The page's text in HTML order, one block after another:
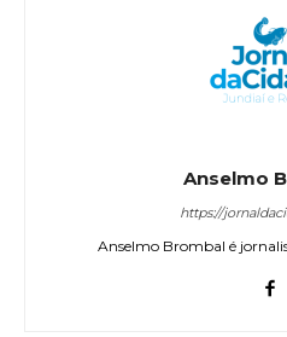
Anselmo
https://
Anselmo Brombal é